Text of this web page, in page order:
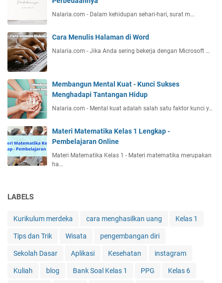
Nalaria.com - Dalam kehidupan sehari-hari, surat m…
Cara Menulis Halaman di Word
Nalaria.com - Jika Anda sering bekerja dengan Microsoft …
Membangun Mental Kuat - Kunci Sukses
Menghadapi Tantangan Hidup
Nalaria.com - Mental kuat adalah salah satu faktor kunci y…
Materi Matematika Kelas 1 Lengkap -
Pembelajaran Online
Materi Matematika Kelas 1 - Materi matematika merupakan
ha…
LABELS
Kurikulum merdeka cara menghasilkan uang Kelas 1
Tips dan Trik Wisata pengembangan diri
Sekolah Dasar Aplikasi Kesehatan instagram
Kuliah blog Bank Soal Kelas 1 PPG Kelas 6